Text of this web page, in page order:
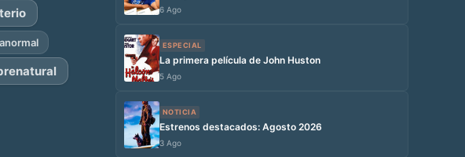
6 Ago
ESPECIAL
La primera película de John Huston
5 Ago
NOTICIA
Estrenos destacados: Agosto 2026
3 Ago